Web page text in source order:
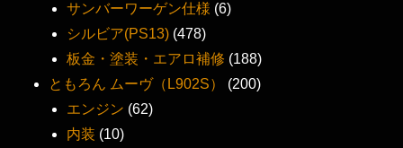
サンバーワーゲン仕様 (6)
シルビア(PS13) (478)
板金・塗装・エアロ補修 (188)
ともろん ムーヴ（L902S）
(200)
エンジン (62)
内装 (10)